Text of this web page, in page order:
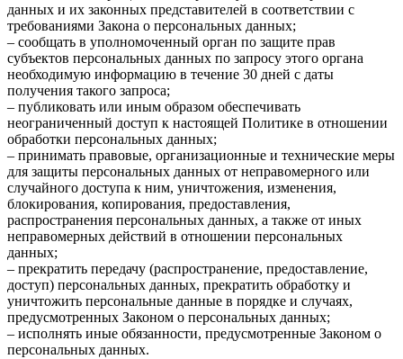
данных и их законных представителей в соответствии с
требованиями Закона о персональных данных;
– сообщать в уполномоченный орган по защите прав
субъектов персональных данных по запросу этого органа
необходимую информацию в течение 30 дней с даты
получения такого запроса;
– публиковать или иным образом обеспечивать
неограниченный доступ к настоящей Политике в отношении
обработки персональных данных;
– принимать правовые, организационные и технические меры
для защиты персональных данных от неправомерного или
случайного доступа к ним, уничтожения, изменения,
блокирования, копирования, предоставления,
распространения персональных данных, а также от иных
неправомерных действий в отношении персональных
данных;
– прекратить передачу (распространение, предоставление,
доступ) персональных данных, прекратить обработку и
уничтожить персональные данные в порядке и случаях,
предусмотренных Законом о персональных данных;
– исполнять иные обязанности, предусмотренные Законом о
персональных данных.